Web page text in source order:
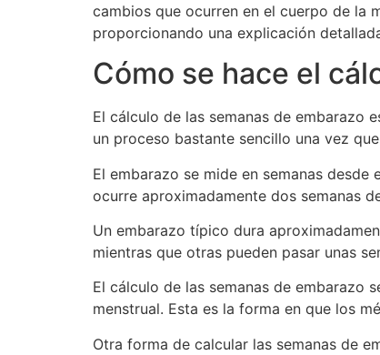
cambios que ocurren en el cuerpo de la
proporcionando una explicación
Cómo se hace el
El cálculo de las semanas de embarazo
un proceso bastante sencillo una vez
El embarazo se mide en semanas desde
ocurre aproximadamente dos semanas
Un embarazo típico dura
mientras que otras pueden pasar unas
El cálculo de las semanas de embarazo
menstrual. Esta es la forma en que los
Otra forma de calcular las semanas de